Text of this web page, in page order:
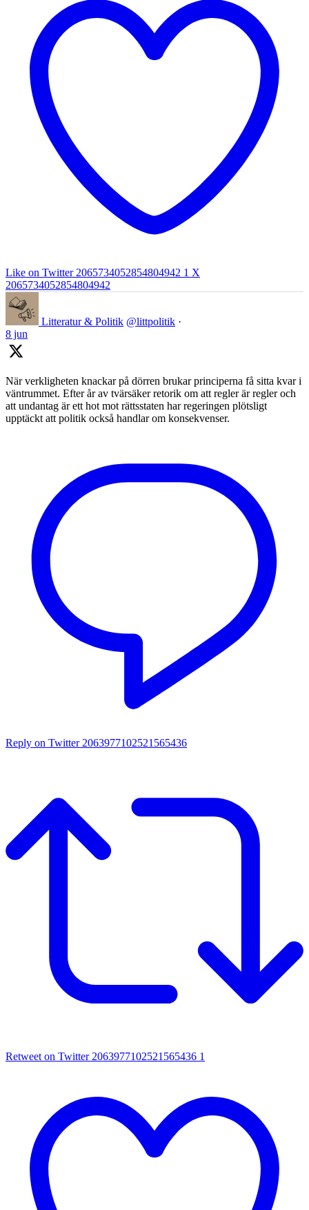
Like on Twitter 2065734052854804942 1 X
2065734052854804942
Litteratur & Politik @littpolitik ·
8 jun
När verkligheten knackar på dörren brukar principerna få sitta kvar i
väntrummet. Efter år av tvärsäker retorik om att regler är regler och
att undantag är ett hot mot rättsstaten har regeringen plötsligt
upptäckt att politik också handlar om konsekvenser.
Reply on Twitter 2063977102521565436
Retweet on Twitter 2063977102521565436 1